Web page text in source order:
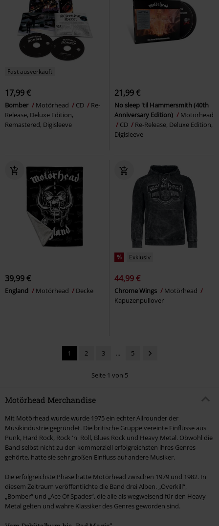
Fast ausverkauft
17,99 €
Bomber Motörhead CD
Re-
Release, Deluxe Edition,
Remastered, Digisleeve
21,99 €
No sleep 'til Hammersmith (40th
Anniversary Edition)
Motörhead
CD
Re-Release, Deluxe Edition,
Digisleeve
39,99 €
England Motörhead Decke
% Exklusiv
44,99 €
Chrome Wings
Motörhead
Kapuzenpullover
1 2 3 ... 5
Seite 1 von 5
Motörhead Merchandise
Mit Motörhead wurde wurde 1975 ein echter Allrounder der
Musikindustrie gegründet. Die britische Gruppe vereinte Einflüsse aus
Punk, Hard Rock, Rock 'n' Roll, Blues Rock und Heavy Metal. Obwohl die
Band selbst nicht zu den kommerziell erfolgreichsten ihres Genres
gehörte, hatte sie sehr großen Einfluss auf andere Musiker.
Die erfolgreichste Phase hatte Motörhead zwischen 1979 und 1982. In
diesem Zeitraum veröffentlichte die Band drei Alben. „Overkill“,
„Bomber“ und „Ace Of Spades“, die alle als wegweisend für den Heavy
Metal gelten und wahre Klassiker des Genres geworden sind.